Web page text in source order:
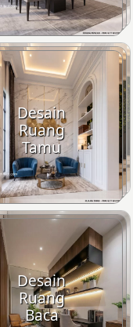
Desain
Ruang
Tamu
Desain
Ruang
Baca